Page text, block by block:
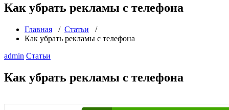
Как убрать рекламы с телефона
Главная / Статьи /
Как убрать рекламы с телефона
admin Статьи
Как убрать рекламы с телефона